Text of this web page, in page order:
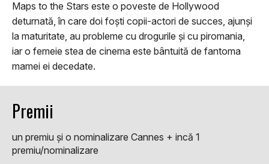
Maps to the Stars este o poveste de Hollywood
deturnată, în care doi foști copii-actori de succes, ajunși
la maturitate, au probleme cu drogurile și cu piromania,
iar o femeie stea de cinema este bântuită de fantoma
mamei ei decedate.
Premii
un premiu şi o nominalizare Cannes + incă 1
premiu/nominalizare